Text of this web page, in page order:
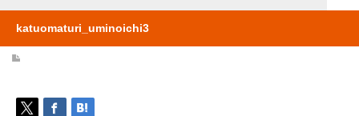
katuomaturi_uminoichi3